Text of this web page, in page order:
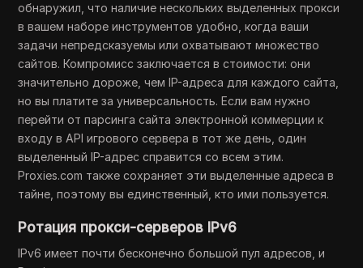
обнаружил, что наличие нескольких выделенных прокси
в вашем наборе инструментов удобно, когда ваши
задачи непредсказуемы или охватывают множество
сайтов. Компромисс заключается в стоимости: они
значительно дороже, чем IP-адреса для каждого сайта,
но вы платите за универсальность. Если вам нужно
перейти от парсинга сайта электронной коммерции к
входу в API игрового сервера в тот же день, один
выделенный IP-адрес справится со всем этим.
Proxies.com также сохраняет эти выделенные адреса в
тайне, поэтому вы единственный, кто ими пользуется.
Ротация прокси-серверов IPv6
IPv6 имеет почти бесконечно большой пул адресов, и